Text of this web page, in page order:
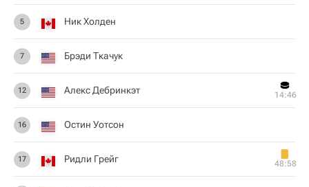
5 Ник Холден
7 Брэди Ткачук
12 Алекс Дебринкэт 14:46
16 Остин Уотсон
17 Ридли Грейг 48:58